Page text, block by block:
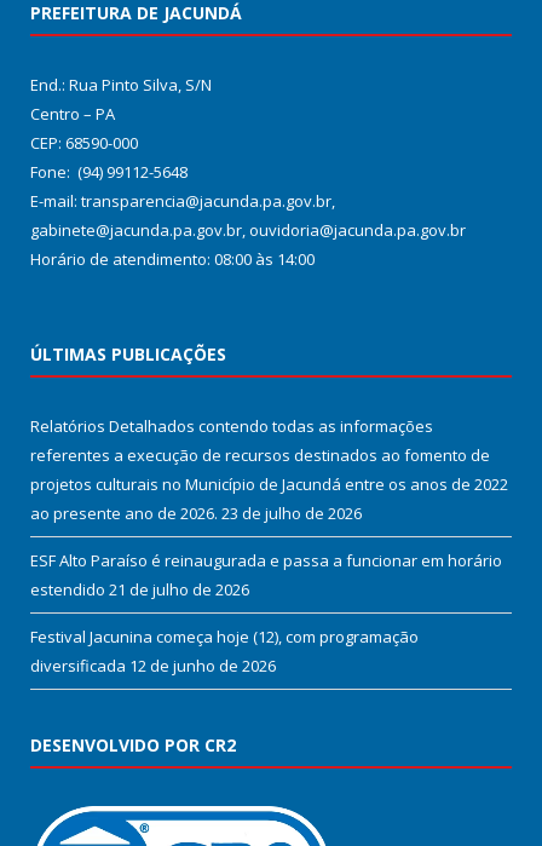
PREFEITURA DE JACUNDÁ
End.: Rua Pinto Silva, S/N
Centro – PA
CEP: 68590-000
Fone: (94) 99112-5648
E-mail: transparencia@jacunda.pa.gov.br,
gabinete@jacunda.pa.gov.br, ouvidoria@jacunda.pa.gov.br
Horário de atendimento: 08:00 às 14:00
ÚLTIMAS PUBLICAÇÕES
Relatórios Detalhados contendo todas as informações
referentes a execução de recursos destinados ao fomento de
projetos culturais no Município de Jacundá entre os anos de 2022
ao presente ano de 2026. 23 de julho de 2026
ESF Alto Paraíso é reinaugurada e passa a funcionar em horário
estendido 21 de julho de 2026
Festival Jacunina começa hoje (12), com programação
diversificada 12 de junho de 2026
DESENVOLVIDO POR CR2